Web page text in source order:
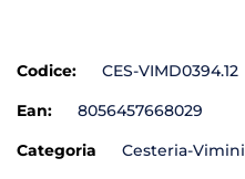
Codice:
CES-VIMD0394.12
Ean:
8056457668029
Categoria
Cesteria-Vimini